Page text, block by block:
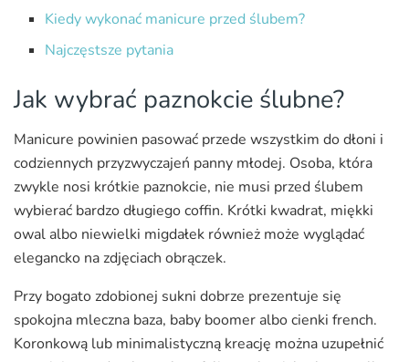
Kiedy wykonać manicure przed ślubem?
Najczęstsze pytania
Jak wybrać paznokcie ślubne?
Manicure powinien pasować przede wszystkim do dłoni i
codziennych przyzwyczajeń panny młodej. Osoba, która
zwykle nosi krótkie paznokcie, nie musi przed ślubem
wybierać bardzo długiego coffin. Krótki kwadrat, miękki
owal albo niewielki migdałek również może wyglądać
elegancko na zdjęciach obrączek.
Przy bogato zdobionej sukni dobrze prezentuje się
spokojna mleczna baza, baby boomer albo cienki french.
Koronkową lub minimalistyczną kreację można uzupełnić